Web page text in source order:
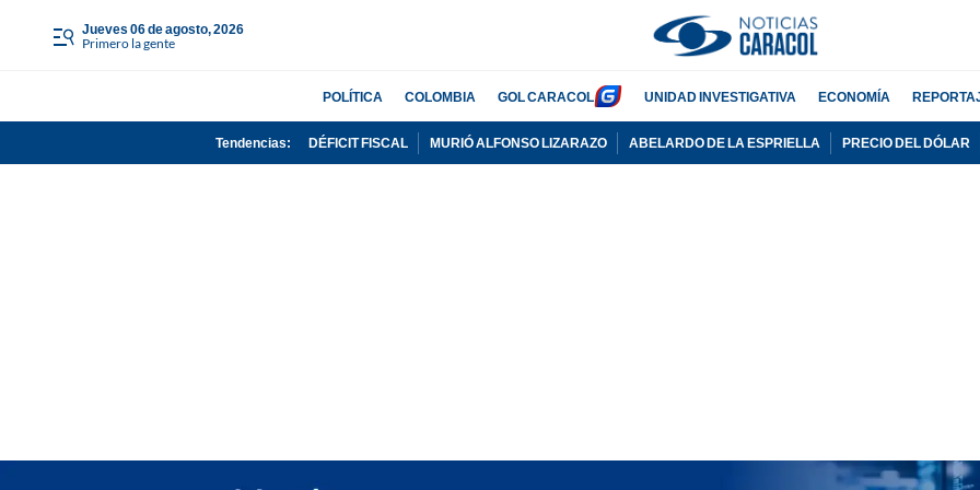
jueves 06 de agosto, 2026
Primero la gente
POLÍTICA COLOMBIA GOL CARACOL UNIDAD INVESTIGATIVA ECONOMÍA
Tendencias: DÉFICIT FISCAL MURIÓ ALFONSO LIZARAZO ABELARDO DE LA ESPRIELLA PRECIO DEL DÓLAR